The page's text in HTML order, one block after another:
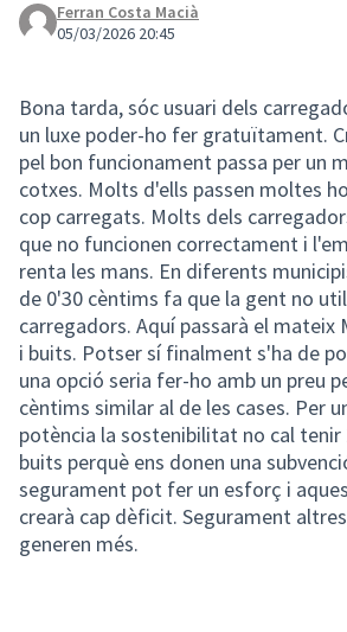
Ferran Costa Macià
05/03/2026 20:45
Bona tarda, sóc usuari dels
un luxe poder-ho fer gratuïtament.
pel bon funcionament passa per un
cotxes. Molts d'ells passen moltes
cop carregats. Molts dels
que no funcionen correctament i
renta les mans. En diferents
de 0'30 cèntims fa que la gent no
carregadors. Aquí passarà el mateix
i buits. Potser sí finalment s'ha de
una opció seria fer-ho amb un preu
cèntims similar al de les cases. Per
potència la sostenibilitat no cal tenir
buits perquè ens donen una
segurament pot fer un esforç i
crearà cap dèficit. Segurament
generen més.